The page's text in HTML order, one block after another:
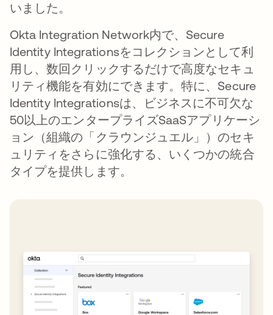
いました。
Okta Integration Network内で、Secure
Identity Integrationsをコレクションとして利
用し、数回クリックするだけで高度なセキュ
リティ機能を有効にできます。特に、Secure
Identity Integrationsは、ビジネスに不可欠な
50以上のエンタープライズSaaSアプリケーシ
ョン（組織の「クラウンジュエル」）のセキ
ュリティをさらに強化する、いくつかの統合
タイプを提供します。